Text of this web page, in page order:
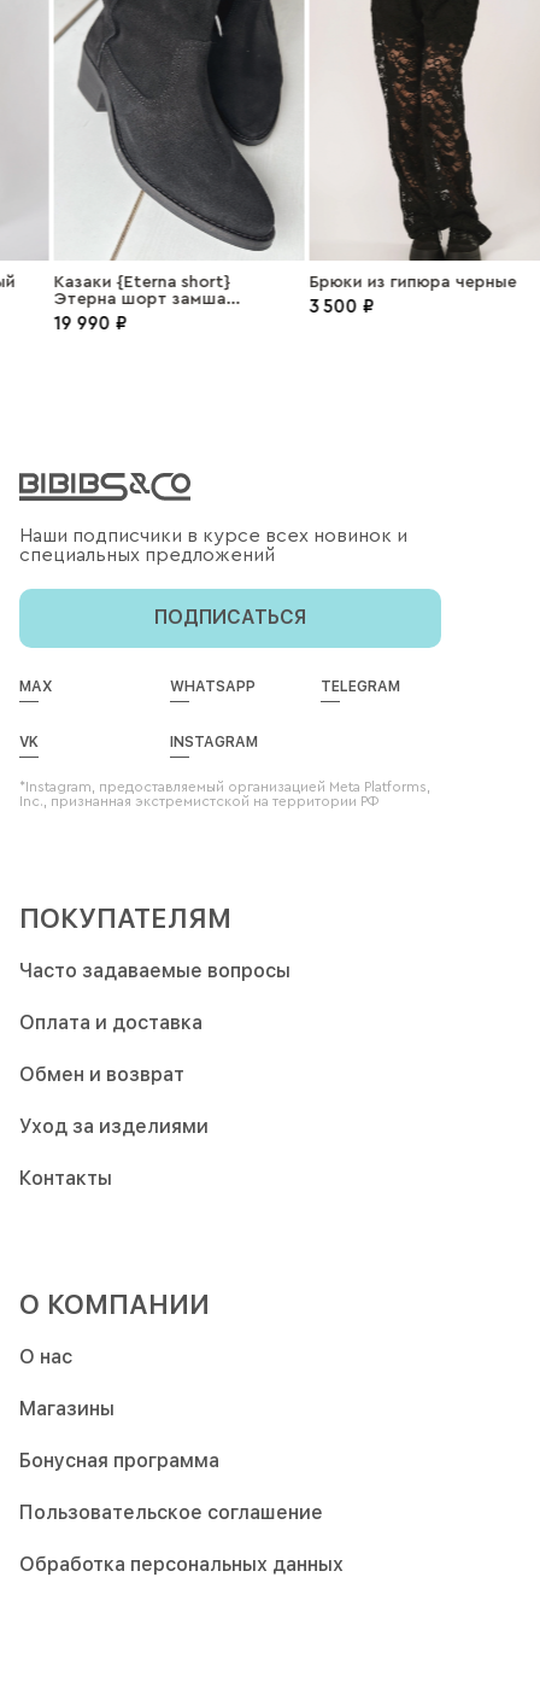
Казаки {Eterna short}
Этерна шорт замша
черный
19 990 ₽
Брюки из гипюра черные
3 500 ₽
Наши подписчики в курсе всех новинок и
специальных предложений
ПОДПИСАТЬСЯ
MAX WHATSAPP TELEGRAM
VK INSTAGRAM
*Instagram, предоставляемый организацией Meta Platforms,
Inc., признанная экстремистской на территории РФ
ПОКУПАТЕЛЯМ
Часто задаваемые вопросы
Оплата и доставка
Обмен и возврат
Уход за изделиями
Контакты
О КОМПАНИИ
О нас
Магазины
Бонусная программа
Пользовательское соглашение
Обработка персональных данных